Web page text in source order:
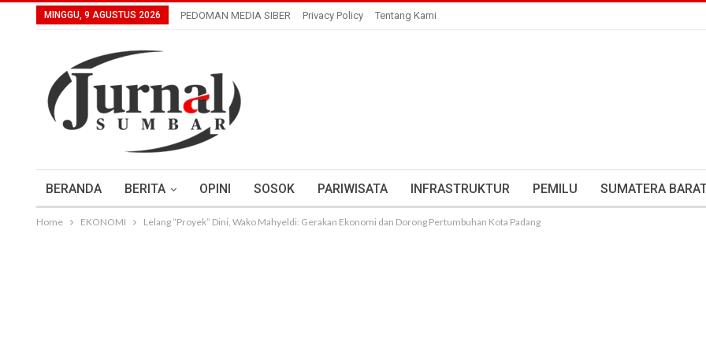
MINGGU, 9 AGUSTUS 2026 PEDOMAN MEDIA SIBER Privacy Policy Tentang Kami
BERANDA BERITA OPINI SOSOK PARIWISATA INFRASTRUKTUR PEMILU SUMATERA
Home EKONOMI Lelang “Proyek” Dini, Wako Mahyeldi: Gerakan Ekonomi dan Dorong Pertumbuhan Kota Padang